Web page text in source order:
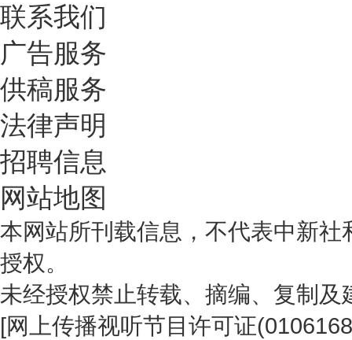
联系我们
广告服务
供稿服务
法律声明
招聘信息
网站地图
本网站所刊载信息，不代表中新
授权。
未经授权禁止转载、摘编、复制
[网上传播视听节目许可证